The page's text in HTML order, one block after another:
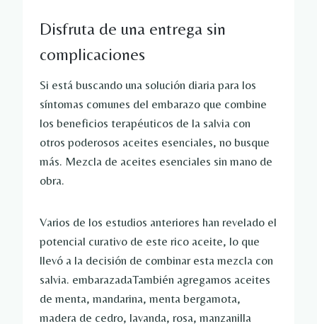
Disfruta de una entrega sin
complicaciones
Si está buscando una solución diaria para los
síntomas comunes del embarazo que combine
los beneficios terapéuticos de la salvia con
otros poderosos aceites esenciales, no busque
más. Mezcla de aceites esenciales sin mano de
obra.
Varios de los estudios anteriores han revelado el
potencial curativo de este rico aceite, lo que
llevó a la decisión de combinar esta mezcla con
salvia. embarazadaTambién agregamos aceites
de menta, mandarina, menta bergamota,
madera de cedro, lavanda, rosa, manzanilla